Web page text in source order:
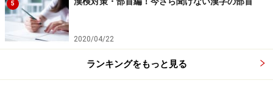
たらショックですね。ど忘れするのは当たり前、でもど
忘れはなるべく避けたい……。そのためにはやはり、単純
なことではありますが、何度も何度も漢字を書き続ける
こと、これが合格への一番の近道ではないかと考えま
す。
5
2020/04/22
ランキングをもっと見る